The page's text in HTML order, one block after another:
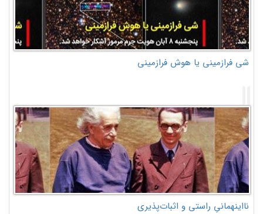
شی فرازمینی یا هوش فرازمینی
نااینهمانیِ راستی و اثبات‌پذیری